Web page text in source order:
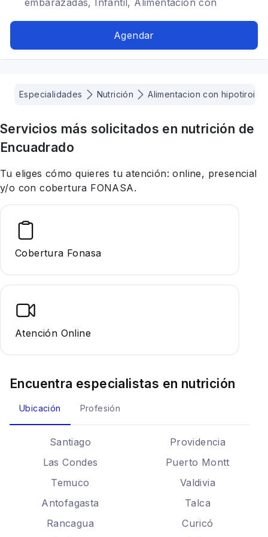
embarazadas, Infantil, Alimentación con
Alimentación para diabéticos, Alimentación en el
nerviosa, Alimentación para colon irritable
Agendar
Especialidades Nutrición Alimentacion con
Servicios más solicitados en nutrición de
Encuadrado
Tu eliges cómo quieres tu atención: online, presencial
y/o con cobertura FONASA.
Cobertura Fonasa
Atención Online
Encuentra especialistas en nutrición
Ubicación Profesión
Santiago
Providencia
Las Condes
Puerto Montt
Temuco
Valdivia
Antofagasta
Talca
Rancagua
Curicó